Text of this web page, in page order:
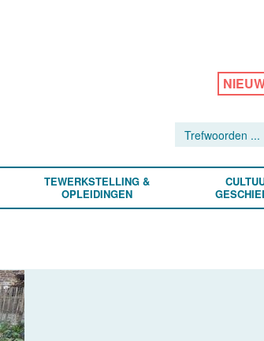
TEWERKSTELLING &
OPLEIDINGEN